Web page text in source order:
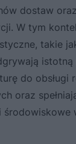
dostaw
W tym
takie
istotną
do obsługi
oraz